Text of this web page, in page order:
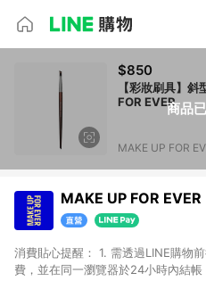
商品
$850
【彩妝刷具】
FOR EVER
MAKE UP FOR
MAKE UP FOR EVER
消費貼心提醒： 1. 需透過LINE購物
費，並在同一瀏覽器於24小時內結